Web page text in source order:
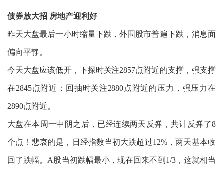
债券放大招 房地产迎利好
昨天大盘最后一小时缩量下跌，外围股市普遍下跌，消息面
偏向平静。
今天大盘应该低开，下探时关注2857点附近的支撑，强支撑
在2845点附近；回抽时关注2880点附近的压力，强压力在
2890点附近。
大盘在本周一中阴之后，已经连续两天反弹，共计反弹了8
个点！悲哀的是，日经指数当初大跌超过12%，两天基本收
回了跌幅。A股当初跌幅最小，现在回来不到1/3，这就相当